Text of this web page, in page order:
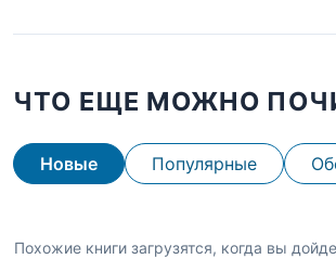
ЧТО ЕЩЕ МОЖНО
Новые Популярные
Похожие книги загрузятся, когда вы